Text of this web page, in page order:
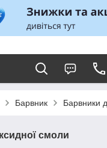
Барвник Барвники
смоли